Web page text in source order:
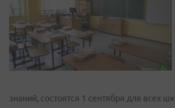
знаний, состоятся 1 сентября для всех